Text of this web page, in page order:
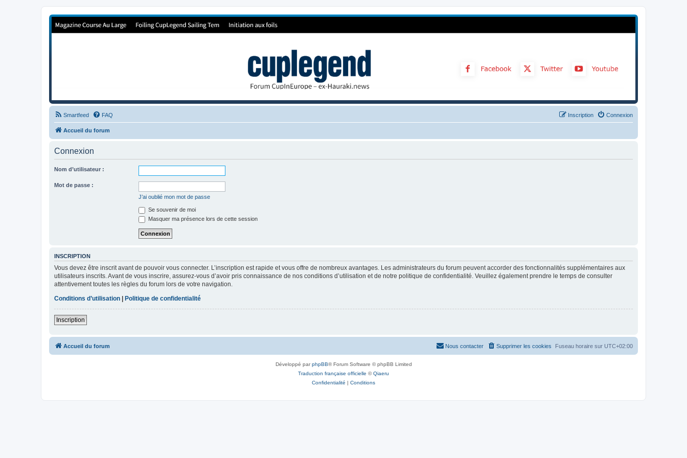
Forum de Cup In Europe
Smartfeed FAQ Connexion
Inscription
Accueil du forum
Connexion
Nom d’utilisateur :
Mot de passe :
J’ai oublié mon mot de passe
Se souvenir de moi
Masquer ma présence lors de cette session
INSCRIPTION
Vous devez être inscrit avant de pouvoir vous connecter. L’inscription est rapide et vous offre de nombreux avantages. Les administrateurs du forum peuvent accorder des fonctionnalités supplémentaires aux
utilisateurs inscrits. Avant de vous inscrire, assurez-vous d’avoir pris connaissance de nos conditions d’utilisation et de notre politique de confidentialité. Veuillez également prendre le temps de consulter
attentivement toutes les règles du forum lors de votre navigation.
Conditions d’utilisation
Politique de confidentialité
Inscription
Accueil du forum Fuseau horaire sur UTC+02:00
Supprimer les cookies
Nous contacter
Développé parphpBB® Forum Software © phpBB Limited
Traduction française officielle ©Qiaeru
Confidentialité | Conditions